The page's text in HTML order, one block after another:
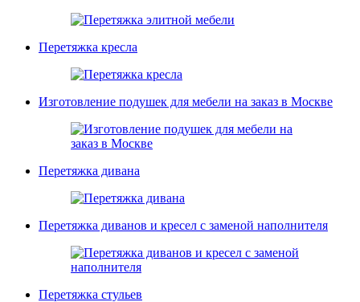
Перетяжка кресла
Изготовление подушек для мебели на заказ в Москве
Перетяжка дивана
Перетяжка диванов и кресел с заменой наполнителя
Перетяжка стульев